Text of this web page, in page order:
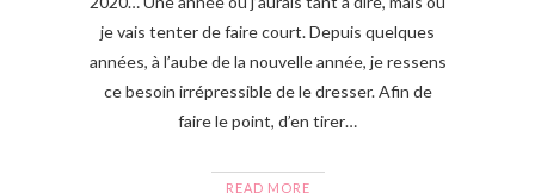
je vais tenter de faire court. Depuis quelques
années, à l’aube de la nouvelle année, je ressens
ce besoin irrépressible de le dresser. Afin de
faire le point, d’en tirer…
READ MORE